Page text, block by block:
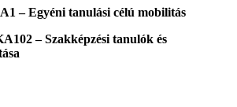
– Egyéni tanulási célú mobilitás
– Szakképzési tanulók és